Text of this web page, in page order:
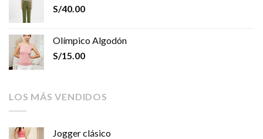
S/40.00
Olímpico Algodón
S/15.00
LOS MÁS VENDIDOS
Jogger clásico